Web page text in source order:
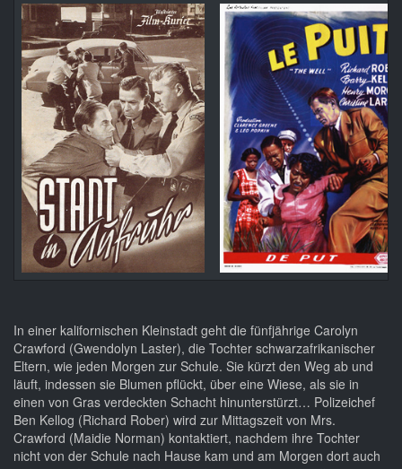
In einer kalifornischen Kleinstadt geht die fünfjährige Carolyn
Crawford (Gwendolyn Laster), die Tochter schwarzafrikanischer
Eltern, wie jeden Morgen zur Schule. Sie kürzt den Weg ab und
läuft, indessen sie Blumen pflückt, über eine Wiese, als sie in
einen von Gras verdeckten Schacht hinunterstürzt… Polizeichef
Ben Kellog (Richard Rober) wird zur Mittagszeit von Mrs.
Crawford (Maidie Norman) kontaktiert, nachdem ihre Tochter
nicht von der Schule nach Hause kam und am Morgen dort auch